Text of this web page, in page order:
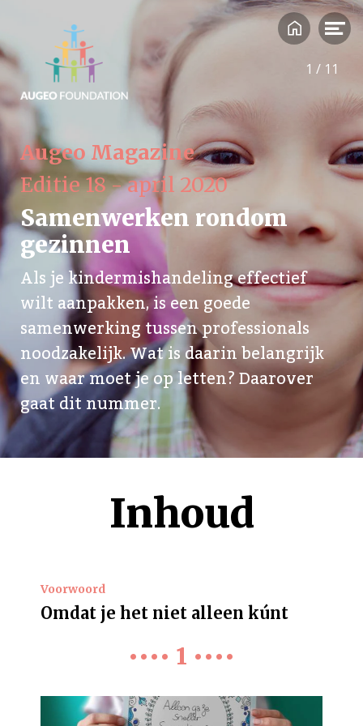
Augeo Magazine
Editie 18 - april 2020
Samenwerken rondom
gezinnen
Als je kindermishandeling effectief
wilt aanpakken, is een goede
samenwerking tussen professionals
noodzakelijk. Wat is daarin belangrijk
en waar moet je op letten? Daarover
gaat dit nummer.
Inhoud
Voorwoord
Omdat je het niet alleen kúnt
•••• 1 ••••
1 / 11